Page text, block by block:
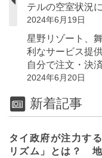
テルの空室状況
2024年6月19日
星野リゾート、
利なサービス提
自分で注文・決済
2024年6月20日
新着記事
タイ政府が注力す
リズム」とは？